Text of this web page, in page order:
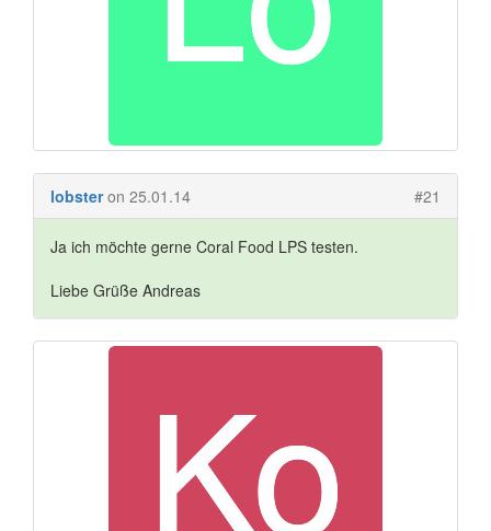
lobster on 25.01.14 #21
Ja ich möchte gerne Coral Food LPS testen.
Liebe Grüße Andreas